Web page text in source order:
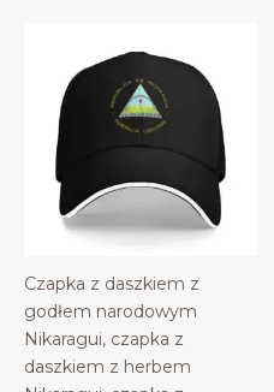
Czapka z daszkiem z
godłem narodowym
Nikaragui, czapka z
daszkiem z herbem